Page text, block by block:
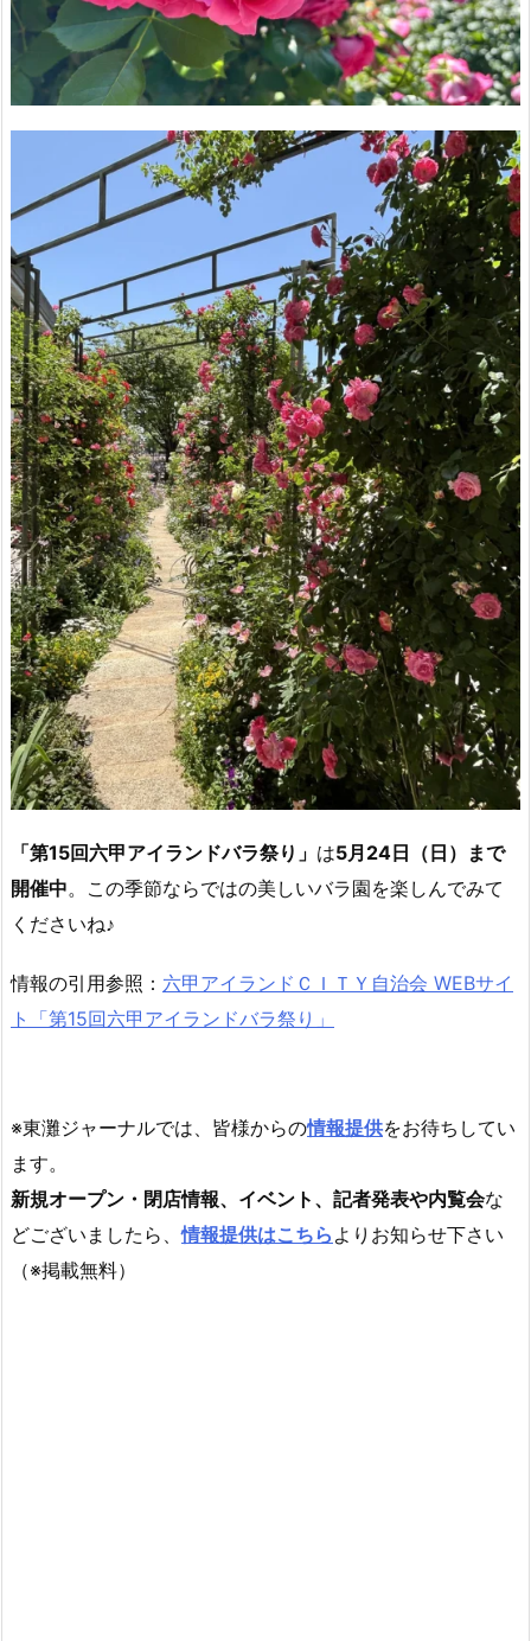
「第15回六甲アイランドバラ祭り」 は5月24日（日）まで
開催中。この季節ならではの美しいバラ園を楽しんでみて
くださいね♪
情報の引用参照： 六甲アイランドＣＩＴＹ自治会 WEBサイ
ト「第15回六甲アイランドバラ祭り」
※東灘ジャーナルでは、皆様からの情報提供をお待ちしてい
ます。
新規オープン・閉店情報、イベント、記者発表や内覧会な
どございましたら、情報提供はこちら よりお知らせ下さい
（※掲載無料）